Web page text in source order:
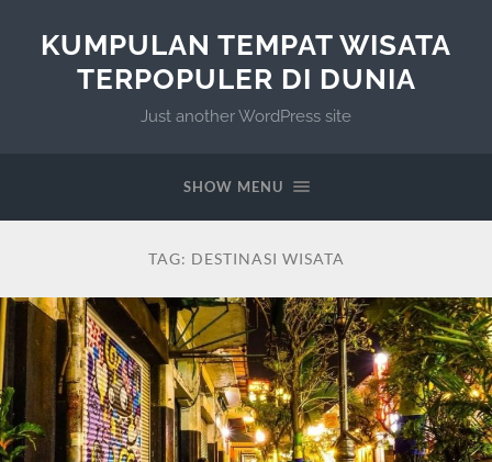
KUMPULAN TEMPAT WISATA
TERPOPULER DI DUNIA
Just another WordPress site
SHOW MENU
TAG: DESTINASI WISATA